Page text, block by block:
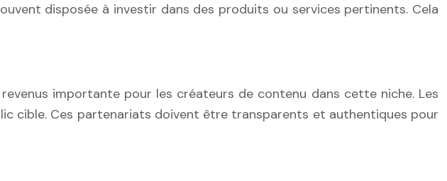
disposée à investir dans des produits ou services pertinents. Cela
importante pour les créateurs de contenu dans cette niche. Les
cible. Ces partenariats doivent être transparents et authentiques pour